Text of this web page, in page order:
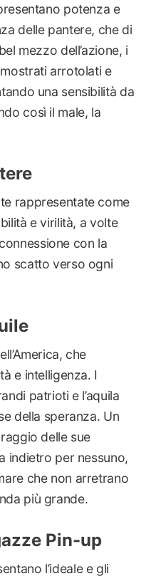
potenza e
delle pantere, che di
mezzo dell’azione, i
arrotolati e
una sensibilità da
così il male, la
rappresentate come
e virilità, a volte
con la
scatto verso ogni
che
e intelligenza. I
patrioti e l’aquila
della speranza. Un
delle sue
indietro per nessuno,
che non arretrano
più grande.
Pin-up
l’ideale e gli